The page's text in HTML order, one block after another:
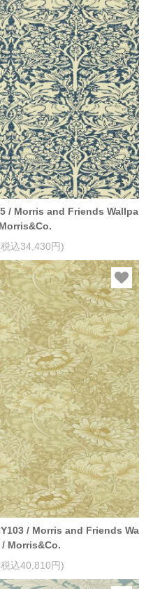
/ Morris and Friends Wallpa
込34,430円)
/ Morris and Friends Wa
Morris&Co.
込40,810円)